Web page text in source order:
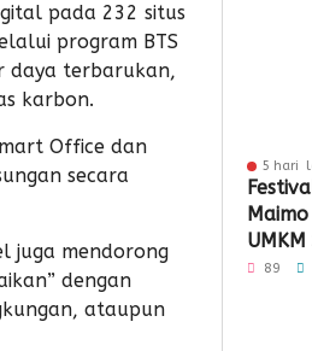
pada 232 situs
program BTS
daya terbarukan,
karbon.
Office dan
secara
juga mendorong
dengan
ataupun
5 hari
89